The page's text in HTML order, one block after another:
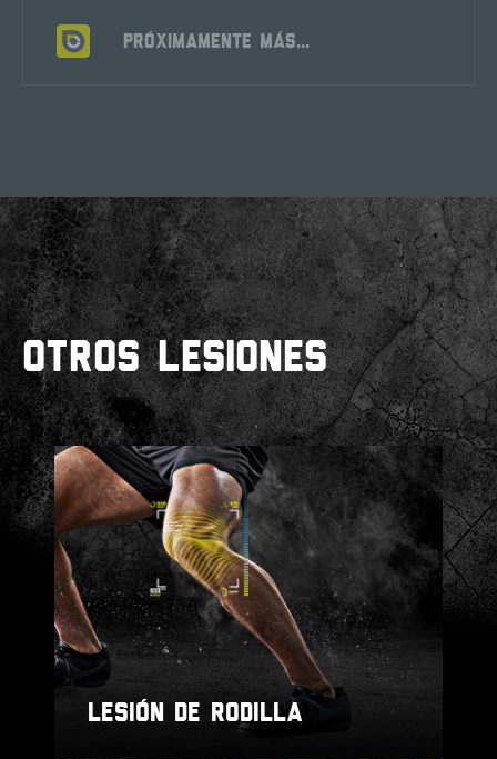
PRÓXIMAMENTE MÁS...
OTROS LESIONES
LESIÓN DE RODILLA